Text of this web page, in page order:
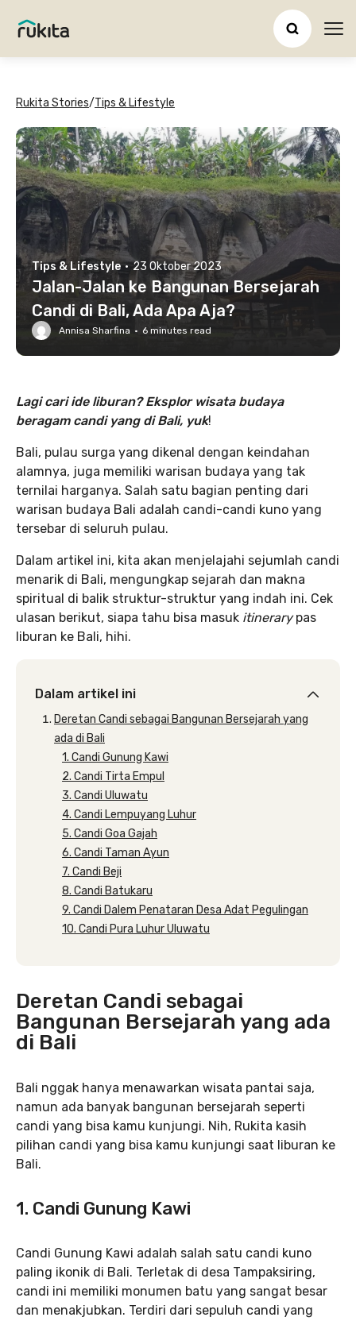
Rukita Stories/Tips & Lifestyle
Tips & Lifestyle · 23 Oktober 2023
Jalan-Jalan ke Bangunan Bersejarah
Candi di Bali, Ada Apa Aja?
Annisa Sharfina · 6 minutes read
Lagi cari ide liburan? Eksplor wisata budaya
beragam candi yang di Bali, yuk!
Bali, pulau surga yang dikenal dengan keindahan
alamnya, juga memiliki warisan budaya yang tak
ternilai harganya. Salah satu bagian penting dari
warisan budaya Bali adalah candi-candi kuno yang
tersebar di seluruh pulau.
Dalam artikel ini, kita akan menjelajahi sejumlah candi
menarik di Bali, mengungkap sejarah dan makna
spiritual di balik struktur-struktur yang indah ini. Cek
ulasan berikut, siapa tahu bisa masuk itinerarypas
liburan ke Bali, hihi.
Dalam artikel ini
Deretan Candi sebagai Bangunan Bersejarah yang
ada di Bali
1. Candi Gunung Kawi
2. Candi Tirta Empul
3. Candi Uluwatu
4. Candi Lempuyang Luhur
5. Candi Goa Gajah
6. Candi Taman Ayun
7. Candi Beji
8. Candi Batukaru
9. Candi Dalem Penataran Desa Adat Pegulingan
10. Candi Pura Luhur Uluwatu
Deretan Candi sebagai
Bangunan Bersejarah yang ada
di Bali
Bali nggak hanya menawarkan wisata pantai saja,
namun ada banyak bangunan bersejarah seperti
candi yang bisa kamu kunjungi. Nih, Rukita kasih
pilihan candi yang bisa kamu kunjungi saat liburan ke
Bali.
1. Candi Gunung Kawi
Candi Gunung Kawi adalah salah satu candi kuno
paling ikonik di Bali. Terletak di desa Tampaksiring,
candi ini memiliki monumen batu yang sangat besar
dan menakjubkan. Terdiri dari sepuluh candi yang